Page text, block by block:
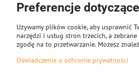
Preferencje
Używamy plików cookie, aby usprawnić
narzędzi i usług stron trzecich, a
zgodę na to przetwarzanie. Możesz
Oświadczenie o ochronie prywatności